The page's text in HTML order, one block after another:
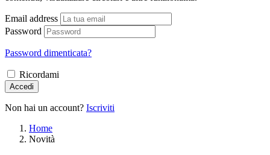
Email address
Password
Password dimenticata?
Ricordami
Accedi
Non hai un account? Iscriviti
Home
Novità